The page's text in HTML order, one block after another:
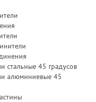
стальные 45 градусов
алюминиевые 45